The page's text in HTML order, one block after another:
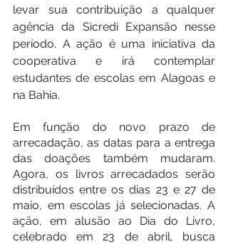
levar sua contribuição a qualquer
agência da Sicredi Expansão nesse
período. A ação é uma iniciativa da
cooperativa e irá contemplar
estudantes de escolas em Alagoas e
na Bahia.
Em função do novo prazo de
arrecadação, as datas para a entrega
das doações também mudaram.
Agora, os livros arrecadados serão
distribuídos entre os dias 23 e 27 de
maio, em escolas já selecionadas. A
ação, em alusão ao Dia do Livro,
celebrado em 23 de abril, busca